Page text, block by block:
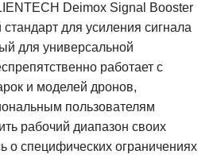
Deimox Signal Booster
для усиления сигнала
для универсальной
работает с
и моделей дронов,
пользователям
рабочий диапазон своих
о специфических ограничениях